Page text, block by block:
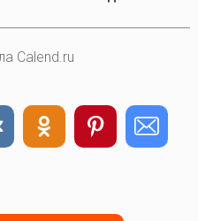
Calend.ru